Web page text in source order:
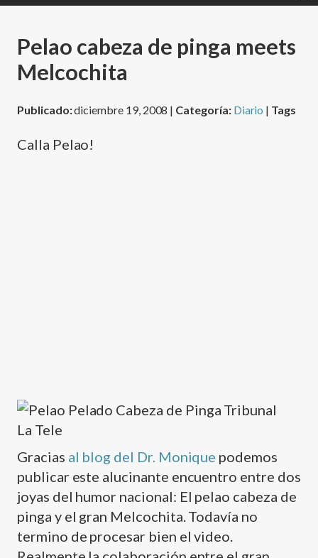
Pelao cabeza de pinga meets
Melcochita
Publicado:diciembre 19, 2008 | Categoría: Diario | Tags
Calla Pelao!
Gracias al blog del Dr. Monique podemos
publicar este alucinante encuentro entre dos
joyas del humor nacional: El pelao cabeza de
pinga y el gran Melcochita. Todaví­a no
termino de procesar bien el video.